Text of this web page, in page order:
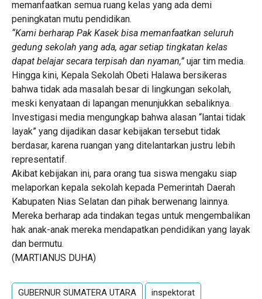
memanfaatkan semua ruang kelas yang ada demi
peningkatan mutu pendidikan.
“Kami berharap Pak Kasek bisa memanfaatkan seluruh
gedung sekolah yang ada, agar setiap tingkatan kelas
dapat belajar secara terpisah dan nyaman,” ujar tim media.
Hingga kini, Kepala Sekolah Obeti Halawa bersikeras
bahwa tidak ada masalah besar di lingkungan sekolah,
meski kenyataan di lapangan menunjukkan sebaliknya.
Investigasi media mengungkap bahwa alasan “lantai tidak
layak” yang dijadikan dasar kebijakan tersebut tidak
berdasar, karena ruangan yang ditelantarkan justru lebih
representatif.
Akibat kebijakan ini, para orang tua siswa mengaku siap
melaporkan kepala sekolah kepada Pemerintah Daerah
Kabupaten Nias Selatan dan pihak berwenang lainnya.
Mereka berharap ada tindakan tegas untuk mengembalikan
hak anak-anak mereka mendapatkan pendidikan yang layak
dan bermutu.
(MARTIANUS DUHA)
GUBERNUR SUMATERA UTARA inspektorat